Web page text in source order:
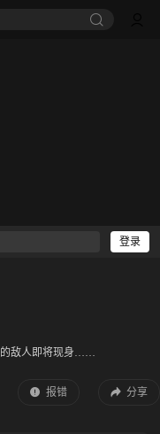
登录
的敌人即将现身……
报错 分享